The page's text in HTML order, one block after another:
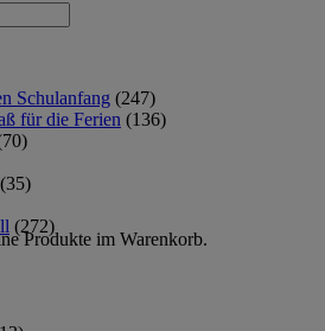
Produkte im Warenkorb.
Schulanfang (247)
für die Ferien (136)
(35)
(272)